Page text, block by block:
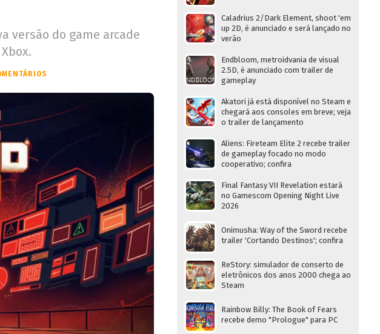
versão do game arcade
Caladrius 2/Dark Element, shoot 'em
up 2D, é anunciado e será lançado no
verão
Endbloom, metroidvania de visual
2.5D, é anunciado com trailer de
gameplay
Akatori já está disponível no Steam e
chegará aos consoles em breve; veja
o trailer de lançamento
Aliens: Fireteam Elite 2 recebe trailer
de gameplay focado no modo
cooperativo; confira
Final Fantasy VII Revelation estará
no Gamescom Opening Night Live
2026
Onimusha: Way of the Sword recebe
trailer 'Cortando Destinos'; confira
ReStory: simulador de conserto de
eletrônicos dos anos 2000 chega ao
Steam
Rainbow Billy: The Book of Fears
recebe demo "Prologue" para PC